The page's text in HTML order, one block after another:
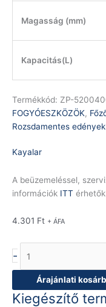
Magasság (mm)
Kapacitás(L)
Termékkód: ZP-
FOGYÓESZKÖZÖK,
Rozsdamentes edények
Kayalar
A beüzemeléssel,
információk ITT
4.301 Ft + ÁFA
-
Árajánlati
Kiegészítő